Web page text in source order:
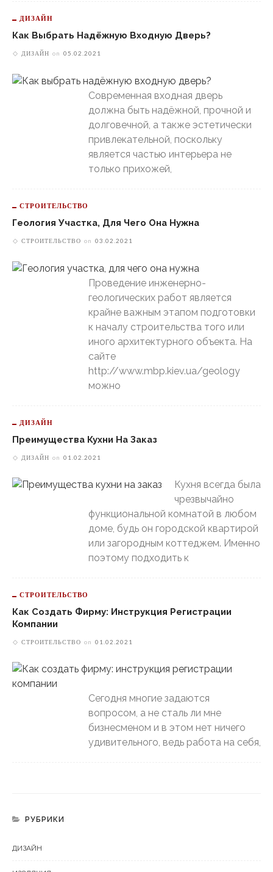
ДИЗАЙН
Как Выбрать Надёжную Входную Дверь?
ДИЗАЙН on 05.02.2021
Современная входная дверь
должна быть надёжной, прочной и
долговечной, а также эстетически
привлекательной, поскольку
является частью интерьера не
только прихожей,
СТРОИТЕЛЬСТВО
Геология Участка, Для Чего Она Нужна
СТРОИТЕЛЬСТВО on 03.02.2021
Проведение инженерно-
геологических работ является
крайне важным этапом подготовки
к началу строительства того или
иного архитектурного объекта. На
сайте
http://www.mbp.kiev.ua/geology
можно
ДИЗАЙН
Преимущества Кухни На Заказ
ДИЗАЙН on 01.02.2021
Кухня всегда была
чрезвычайно
функциональной комнатой в любом
доме, будь он городской квартирой
или загородным коттеджем. Именно
поэтому подходить к
СТРОИТЕЛЬСТВО
Как Создать Фирму: Инструкция Регистрации
Компании
СТРОИТЕЛЬСТВО on 01.02.2021
Сегодня многие задаются
вопросом, а не сталь ли мне
бизнесменом и в этом нет ничего
удивительного, ведь работа на себя,
РУБРИКИ
ДИЗАЙН